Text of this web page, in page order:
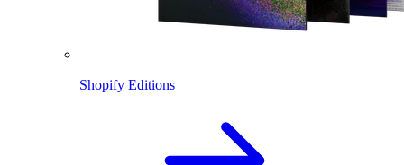
Shopify Editions